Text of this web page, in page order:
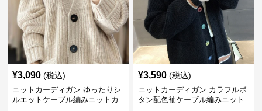
¥3,090 (税込)
ニットカーディガン ゆったりシ
ルエットケーブル編みニットカ
¥3,590 (税込)
ニットカーディガン カラフルボ
タン配色袖ケーブル編みニット